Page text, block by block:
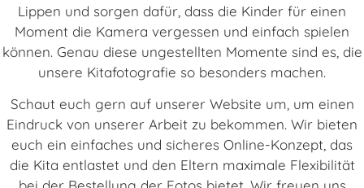
Lippen und sorgen dafür, dass die Kinder für einen
Moment die Kamera vergessen und einfach spielen
können. Genau diese ungestellten Momente sind es, die
unsere Kitafotografie so besonders machen.
Schaut euch gern auf unserer Website um, um einen
Eindruck von unserer Arbeit zu bekommen. Wir bieten
euch ein einfaches und sicheres Online-Konzept, das
die Kita entlastet und den Eltern maximale Flexibilität